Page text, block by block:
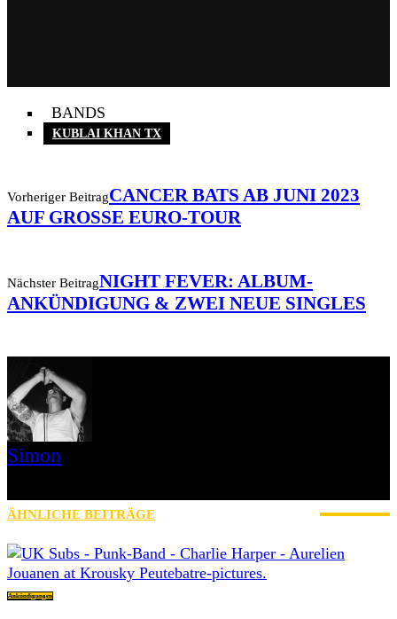
BANDS
KUBLAI KHAN TX
Vorheriger BeitragCANCER BATS AB JUNI 2023
AUF GROSSE EURO-TOUR
Nächster BeitragNIGHT FEVER: ALBUM-
ANKÜNDIGUNG & ZWEI NEUE SINGLES
Simon
ÄHNLICHE BEITRÄGE
Ankündigungen